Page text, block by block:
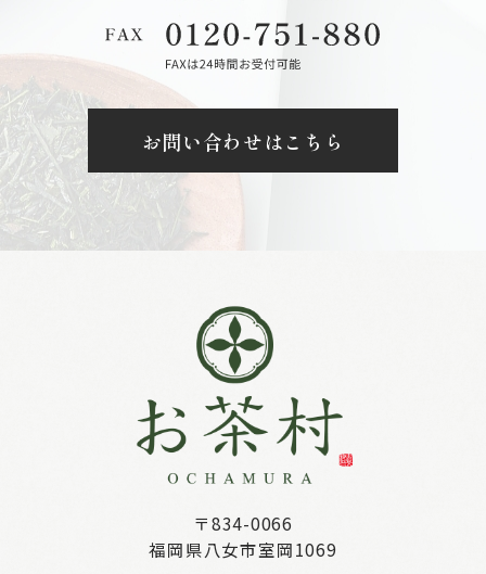
お問い合わせはこちら
〒834-0066
福岡県八女市室岡1069